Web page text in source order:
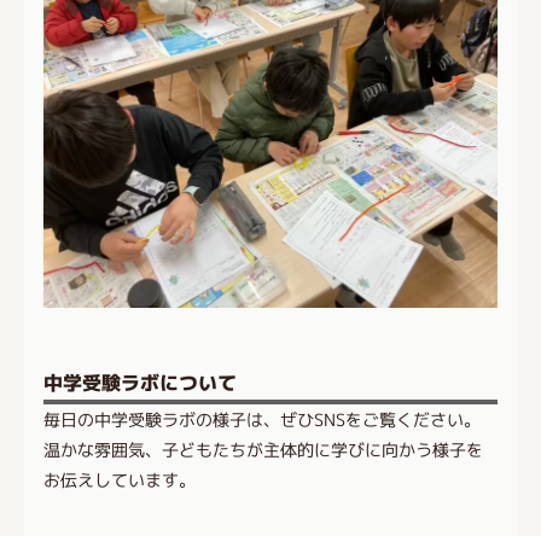
中学受験ラボについて
毎日の中学受験ラボの様子は、ぜひSNSをご覧ください。
温かな雰囲気、子どもたちが主体的に学びに向かう様子を
お伝えしています。